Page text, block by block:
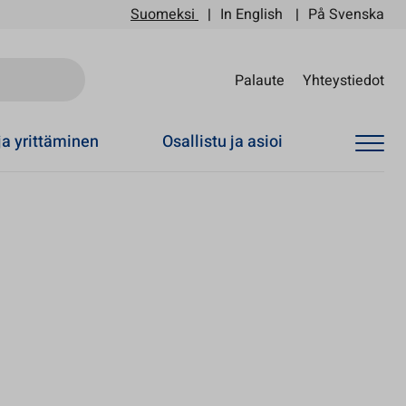
Suomeksi In English På Svenska
Palaute Yhteystiedot
yrittäminen Osallistu ja asioi